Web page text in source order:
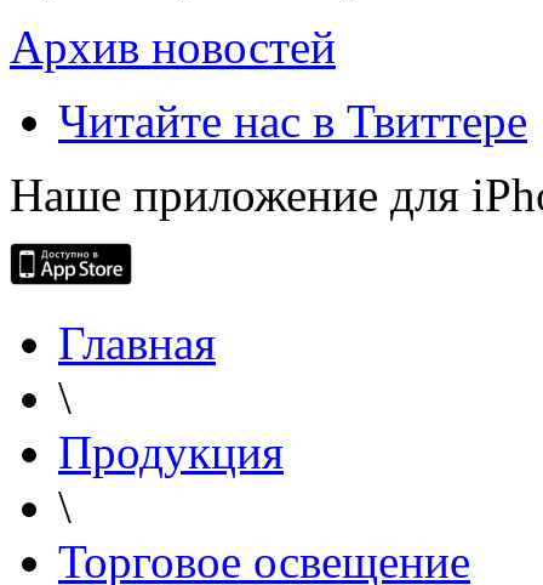
Архив новостей
Читайте нас в Твиттере
Наше приложение для
Главная
\
Продукция
\
Торговое освещение